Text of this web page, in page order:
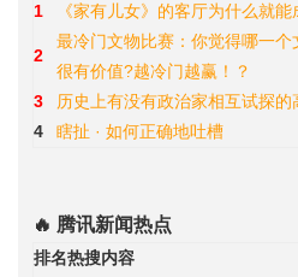
1
《家有儿女》的客厅为什么就
2
最冷门文物比赛：你觉得哪一
很有价值?越冷门越赢！？
3 历史上有没有政治家相互试探的
4
瞎扯 · 如何正确地吐槽
🔥 腾讯新闻热点
排名热搜内容